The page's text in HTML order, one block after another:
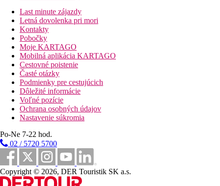
Last minute zájazdy
Letná dovolenka pri mori
Kontakty
Pobočky
Moje KARTAGO
Mobilná aplikácia KARTAGO
Cestovné poistenie
Časté otázky
Podmienky pre cestujúcich
Dôležité informácie
Voľné pozície
Ochrana osobných údajov
Nastavenie súkromia
Po-Ne 7-22 hod.
02 / 5720 5700
Copyright © 2026, DER Touristik SK a.s.